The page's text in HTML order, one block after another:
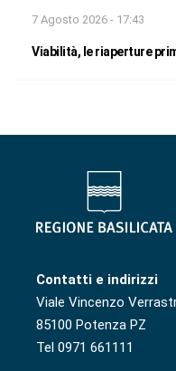
7 Agosto 2026 - 17:43
Viabilità, le riaperture
Contatti e indirizzi
Viale Vincenzo
85100 Potenza PZ
Tel 0971 661111